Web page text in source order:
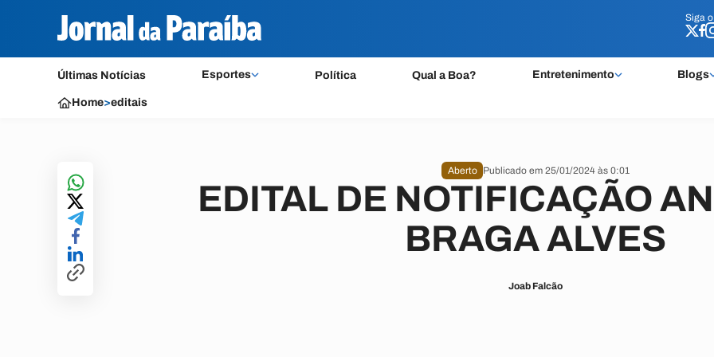
Siga o
Últimas Notícias Esportes Política Qual a Boa? Entretenimento Blogs
Siga o
Home>editais
Aberto Publicado em 25/01/2024 às 0:01
EDITAL DE NOTIFICAÇÃO
BRAGA ALVES
Joab Falcão